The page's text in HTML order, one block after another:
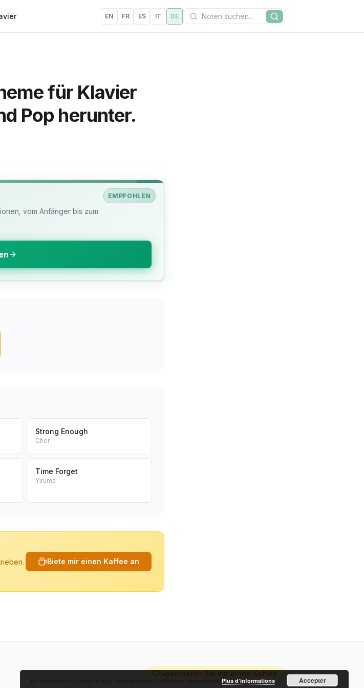
EN FR ES IT DE Suchen
Suche
für Klavier
Pop herunter.
EMPFOHLEN
vom Anfänger bis zum
Strong Enough
Cher
Time Forget
Yiruma
Biete mir einen Kaffee an
Spendieren Sie mir einen Kaffee
Plus d’informations Accepter